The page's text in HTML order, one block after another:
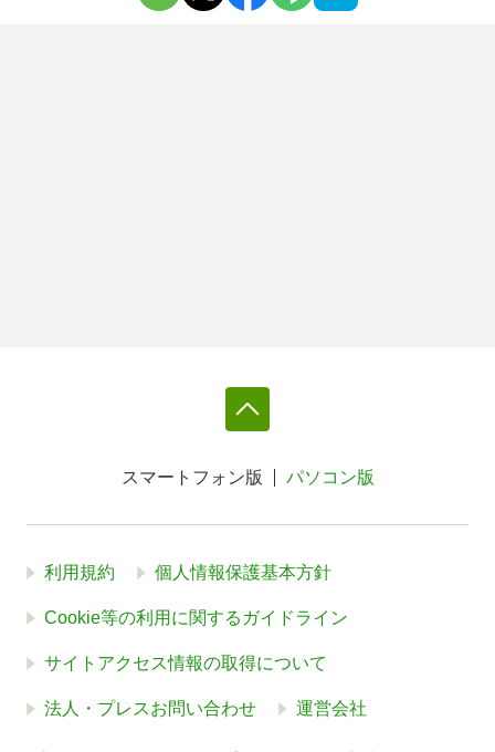
スマートフォン版 パソコン版
利用規約 個人情報保護基本方針
Cookie等の利用に関するガイドライン
サイトアクセス情報の取得について
法人・プレスお問い合わせ 運営会社